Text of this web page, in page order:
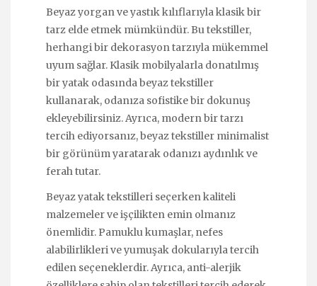
Beyaz yorgan ve yastık kılıflarıyla klasik bir
tarz elde etmek mümkündür. Bu tekstiller,
herhangi bir dekorasyon tarzıyla mükemmel
uyum sağlar. Klasik mobilyalarla donatılmış
bir yatak odasında beyaz tekstiller
kullanarak, odanıza sofistike bir dokunuş
ekleyebilirsiniz. Ayrıca, modern bir tarzı
tercih ediyorsanız, beyaz tekstiller minimalist
bir görünüm yaratarak odanızı aydınlık ve
ferah tutar.
Beyaz yatak tekstilleri seçerken kaliteli
malzemeler ve işçilikten emin olmanız
önemlidir. Pamuklu kumaşlar, nefes
alabilirlikleri ve yumuşak dokularıyla tercih
edilen seçeneklerdir. Ayrıca, anti-alerjik